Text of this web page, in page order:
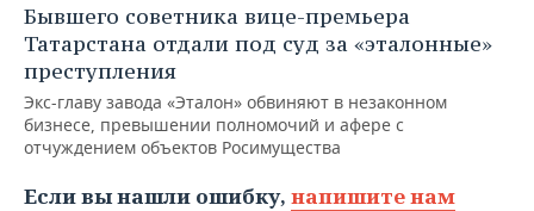
Бывшего советника вице-премьера
Татарстана отдали под суд за «эталонные»
преступления
Экс-главу завода «Эталон» обвиняют в незаконном
бизнесе, превышении полномочий и афере с
отчуждением объектов Росимущества
Если вы нашли ошибку, напишите нам